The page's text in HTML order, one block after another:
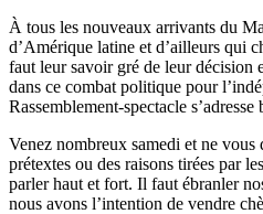
À tous les nouveaux arrivants du
d’Amérique latine et d’ailleurs qui
faut leur savoir gré de leur décision
dans ce combat politique pour
Rassemblement-spectacle
Venez nombreux samedi et ne vous
prétextes ou des raisons tirées par
parler haut et fort. Il faut ébranler
nous avons l’intention de vendre